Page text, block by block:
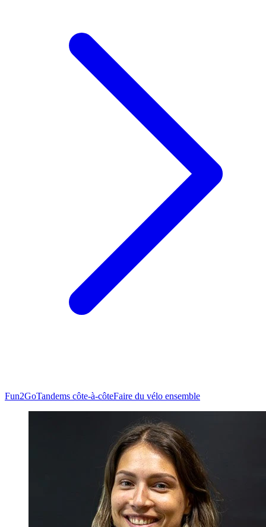
Fun2GoTandems côte-à-côteFaire du vélo ensemble